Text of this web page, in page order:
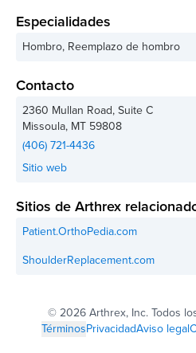
Especialidades
Hombro, Reemplazo de hombro
Contacto
2360 Mullan Road, Suite C
Missoula, MT 59808
(406) 721-4436
Sitio web
Sitios de Arthrex
Patient.OrthoPedia.com
ShoulderReplacement.com
© 2026 Arthrex, Inc. Todos
TérminosPrivacidadAviso legal